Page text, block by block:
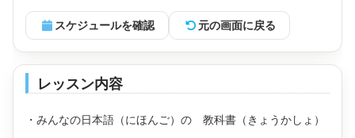
スケジュールを確認 元の画面に戻る
レッスン内容
・みんなの日本語（にほんご）の 教科書（きょうかしょ）